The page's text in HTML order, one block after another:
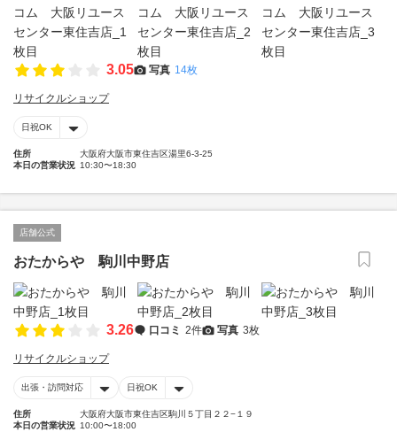
3.05 写真 14枚
リサイクルショップ
日祝OK
住所
大阪府大阪市東住吉区湯里6-3-25
本日の営業状況 10:30〜18:30
店舗公式
おたからや 駒川中野店
3.26 口コミ 2件 写真 3枚
リサイクルショップ
出張・訪問対応 日祝OK
住所
大阪府大阪市東住吉区駒川５丁目２２−１９
本日の営業状況 10:00〜18:00